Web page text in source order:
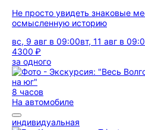
Не просто увидеть знаковые
осмысленную историю
вс, 9 авг в 09:00вт, 11 авг в
4300 ₽
за одного
8 часов
На автомобиле
индивидуальная